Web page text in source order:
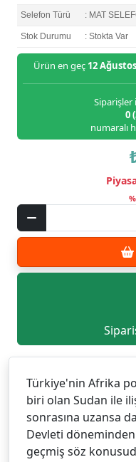
Selefon Türü : MAT
Stok Durumu : Stokta Var
Ürün en geç 12
Siparişler
0
numaralı
Türkiye'nin Afrika
biri olan Sudan ile
sonrasına uzansa
Devleti
geçmiş söz